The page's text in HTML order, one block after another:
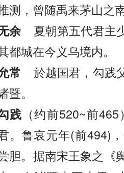
测，曾随禹来茅山之
余夏朝第五代君主
都城在今义乌境内。
常 於越国君，勾践
暨。
践 （约前520~前
。鲁哀元年(前494)
胆。据南宋王象之《